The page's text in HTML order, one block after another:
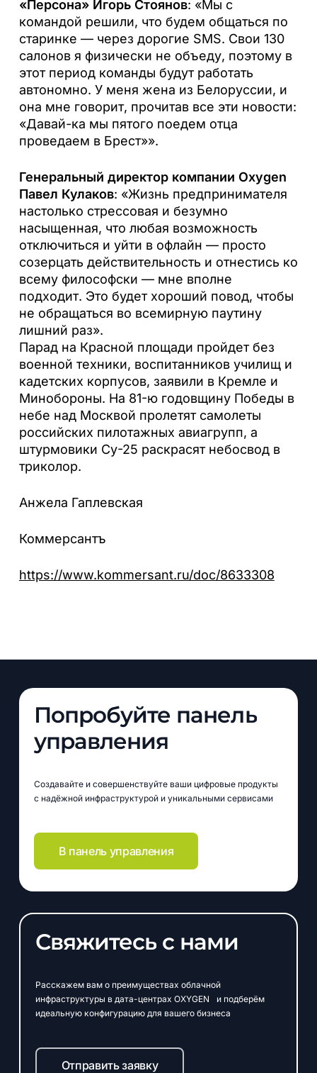
«Персона» Игорь Стоянов: «Мы с
командой решили, что будем общаться по
старинке — через дорогие SMS. Свои 130
салонов я физически не объеду, поэтому в
этот период команды будут работать
автономно. У меня жена из Белоруссии, и
она мне говорит, прочитав все эти новости:
«Давай-ка мы пятого поедем отца
проведаем в Брест»».
Генеральный директор компании Oxygen
Павел Кулаков: «Жизнь предпринимателя
настолько стрессовая и безумно
насыщенная, что любая возможность
отключиться и уйти в офлайн — просто
созерцать действительность и отнестись ко
всему философски — мне вполне
подходит. Это будет хороший повод, чтобы
не обращаться во всемирную паутину
лишний раз».
Парад на Красной площади пройдет без
военной техники, воспитанников училищ и
кадетских корпусов, заявили в Кремле и
Минобороны. На 81-ю годовщину Победы в
небе над Москвой пролетят самолеты
российских пилотажных авиагрупп, а
штурмовики Су-25 раскрасят небосвод в
триколор.
Анжела Гаплевская
Коммерсантъ
https://www.kommersant.ru/doc/8633308
Попробуйте панель
управления
Создавайте и совершенствуйте ваши цифровые продукты
с надёжной инфраструктурой и уникальными сервисами
В панель управления
Свяжитесь с нами
Расскажем вам о преимуществах облачной
инфраструктуры в дата-центрах OXYGEN и подберём
идеальную конфигурацию для вашего бизнеса
Отправить заявку